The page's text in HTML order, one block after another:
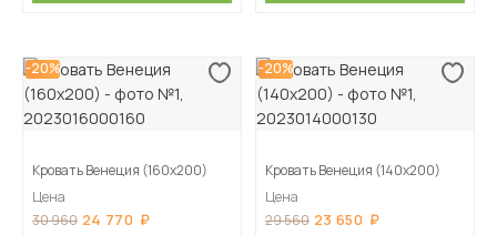
-20%
Кровать Венеция (160х200)
Цена
30 960 24 770
-20%
Кровать Венеция (140х200)
Цена
29 560 23 650